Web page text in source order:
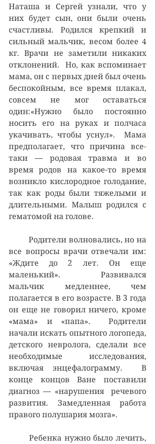
Наташа и Сергей узнали, что у
них будет сын, они были очень
счастливы. Родился крепкий и
сильный мальчик, весом более 4
кг. Врачи не заметили никаких
отклонений.  Но, как вспоминает
мама, он с первых дней был очень
беспокойным, все время плакал,
совсем не мог оставаться
один:«Нужно было постоянно
носить его на руках и полчаса
укачивать, чтобы уснул».  Мама
предполагает, что причина все-
таки — родовая травма и во
время родов на какое-то время
возникло кислородное голодание,
так как роды были тяжелыми и
длительными. Малыш родился с
гематомой на голове.
все вопросы врачи отвечали им:
«Ждите до 2 лет. Он еще
маленький».  Развивался
мальчик медленнее, чем
полагается в его возрасте. В 3 года
он еще не говорил ничего, кроме
«мама» и «папа».  Родители
начали искать опытного логопеда,
детского невролога, сделали все
необходимые исследования,
включая энцефалограмму.  В
конце концов Ване поставили
диагноз — «нарушения  речевого
развития. Замедленная работа
правого полушария мозга».